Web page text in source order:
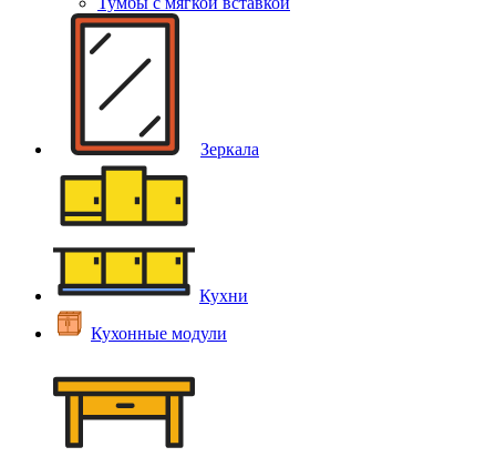
Зеркала
Кухни
Кухонные модули